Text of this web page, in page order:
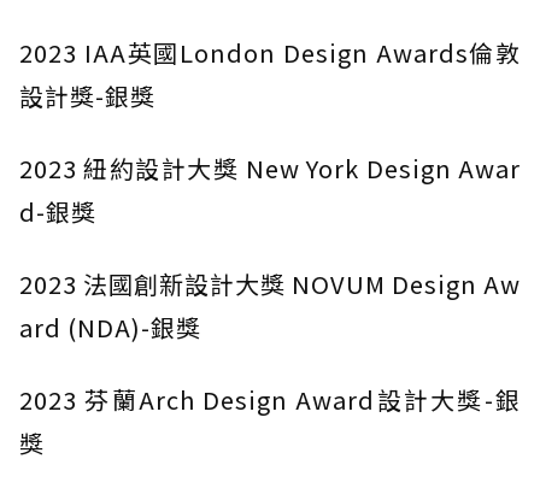
2023 IAA英國London Design Awards倫敦
設計獎-銀獎
2023 紐約設計大獎 New York Design Awar
d-銀獎
2023 法國創新設計大獎 NOVUM Design Aw
ard (NDA)-銀獎
2023 芬蘭Arch Design Award設計大獎-銀
獎